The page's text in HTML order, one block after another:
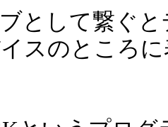
として繋ぐ
スのところ